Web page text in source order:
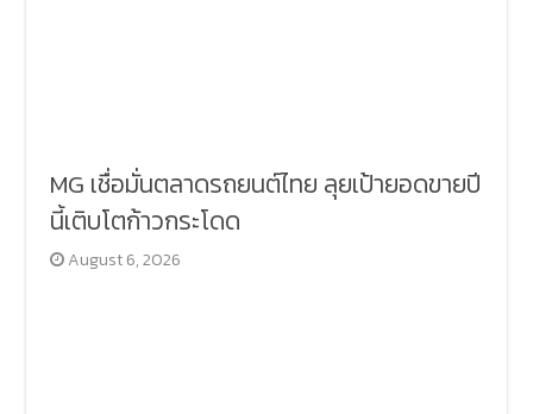
MG เชื่อมั่นตลาดรถยนต์ไทย ลุยเป้ายอดขายปี
นี้เติบโตก้าวกระโดด
August 6, 2026